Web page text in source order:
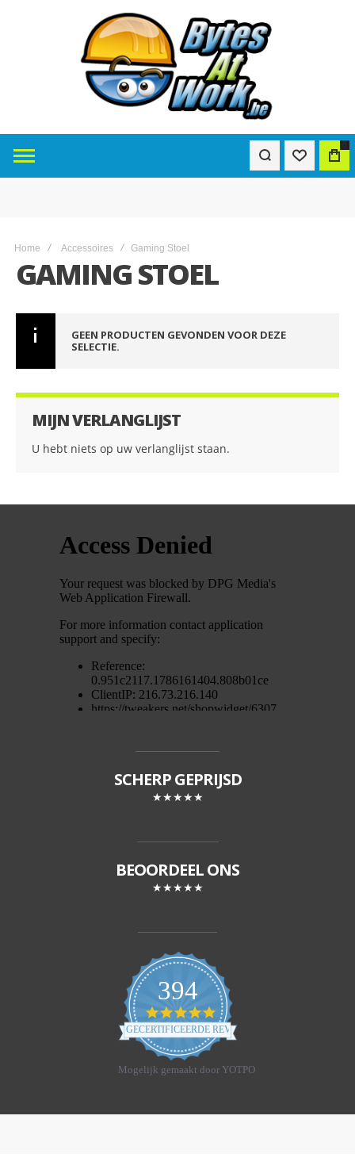
Home Accessoires Gaming Stoel
GAMING STOEL
GEEN PRODUCTEN GEVONDEN VOOR DEZE
SELECTIE.
MIJN VERLANGLIJST
U hebt niets op uw verlanglijst staan.
SCHERP GEPRIJSD
★★★★★
BEOORDEEL ONS
★★★★★
394
4
.
8
GECERTIFICEERDE REVIEWS
Mogelijk gemaakt door YOTPO